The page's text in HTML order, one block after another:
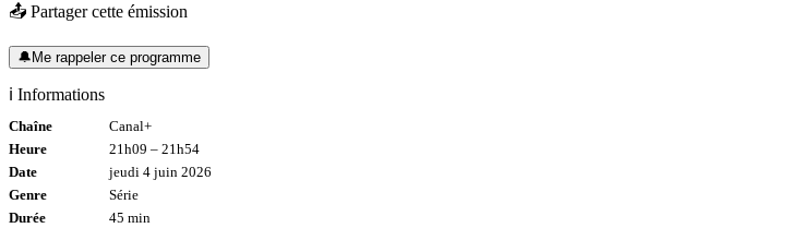
📤 Partager cette émission
🔔Me rappeler ce programme
ℹ️ Informations
Chaîne
Canal+
Heure
21h09 – 21h54
Date
jeudi 4 juin 2026
Genre
Série
Durée
45 min